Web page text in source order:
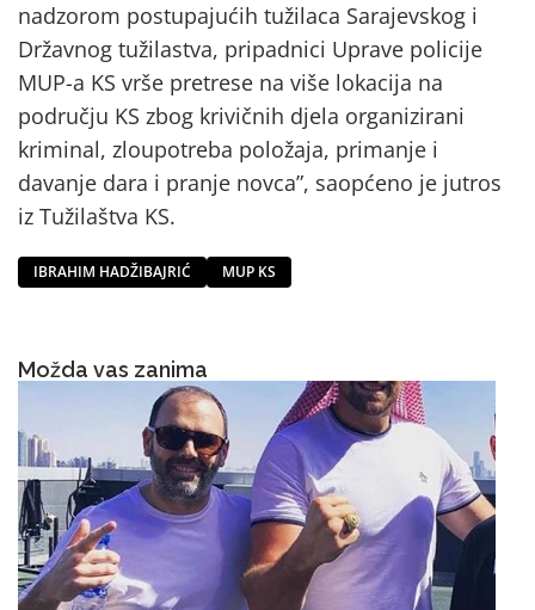
nadzorom postupajućih tužilaca Sarajevskog i
Državnog tužilastva, pripadnici Uprave policije
MUP-a KS vrše pretrese na više lokacija na
području KS zbog krivičnih djela organizirani
kriminal, zloupotreba položaja, primanje i
davanje dara i pranje novca”, saopćeno je jutros
iz Tužilaštva KS.
IBRAHIM HADŽIBAJRIĆ MUP KS
Možda vas zanima